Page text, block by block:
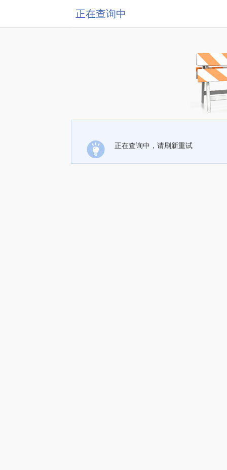
正在查询中
正在查询中，请刷新重试